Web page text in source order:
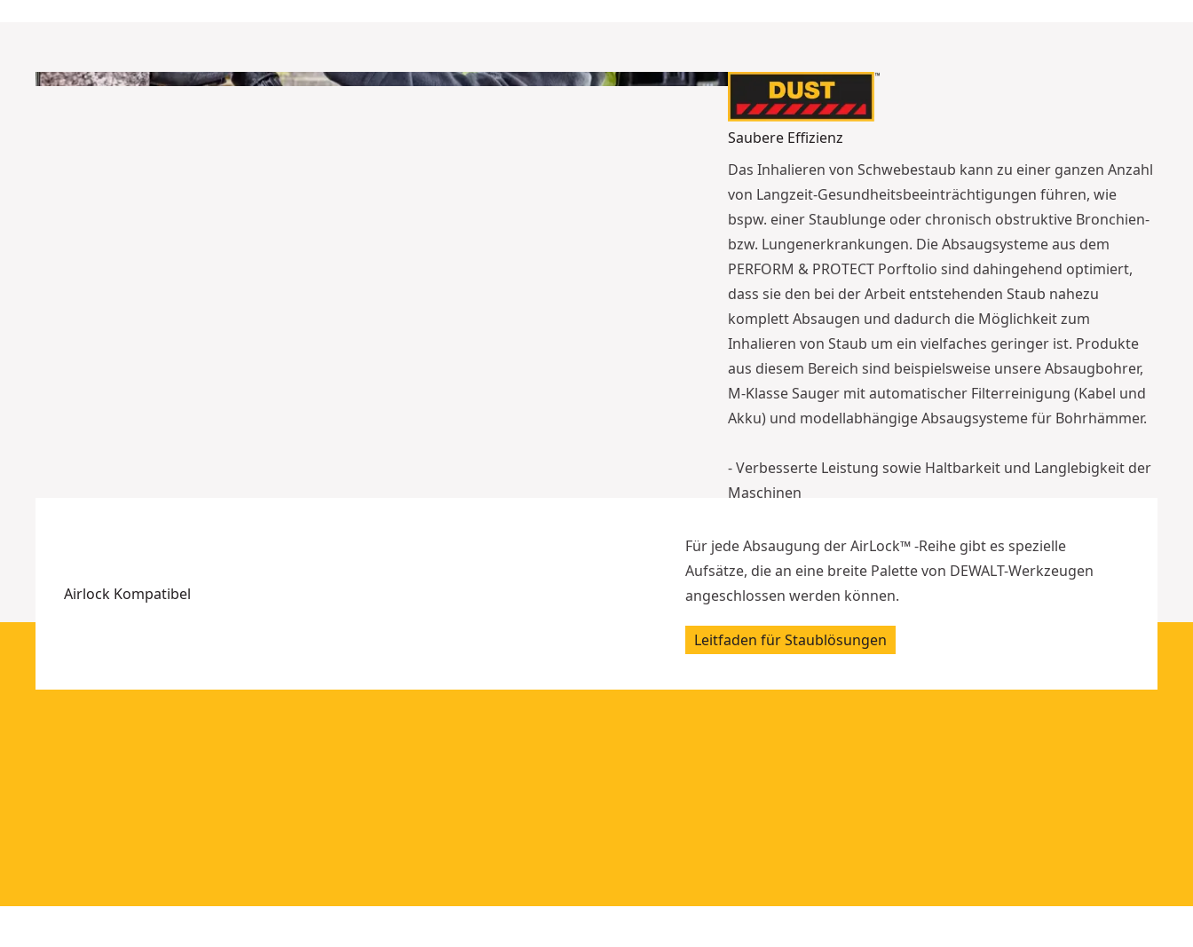
Saubere Effizienz
Das Inhalieren von Schwebestaub kann zu einer ganzen Anzahl
von Langzeit-Gesundheitsbeeinträchtigungen führen, wie
bspw. einer Staublunge oder chronisch obstruktive Bronchien-
bzw. Lungenerkrankungen. Die Absaugsysteme aus dem
PERFORM & PROTECT Porftolio sind dahingehend optimiert,
dass sie den bei der Arbeit entstehenden Staub nahezu
komplett Absaugen und dadurch die Möglichkeit zum
Inhalieren von Staub um ein vielfaches geringer ist. Produkte
aus diesem Bereich sind beispielsweise unsere Absaugbohrer,
M-Klasse Sauger mit automatischer Filterreinigung (Kabel und
Akku) und modellabhängige Absaugsysteme für Bohrhämmer.
- Verbesserte Leistung sowie Haltbarkeit und Langlebigkeit der
Maschinen
- Reduziertes Risiko Staub zu inhalieren
Airlock Kompatibel
Für jede Absaugung der AirLock™ -Reihe gibt es spezielle
Aufsätze, die an eine breite Palette von DEWALT-Werkzeugen
angeschlossen werden können.
Leitfaden für Staublösungen